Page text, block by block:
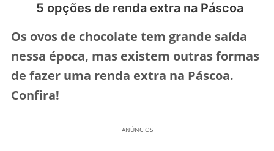
5 opções de renda extra na Páscoa
Os ovos de chocolate tem grande saída
nessa época, mas existem outras formas
de fazer uma renda extra na Páscoa.
Confira!
ANÚNCIOS